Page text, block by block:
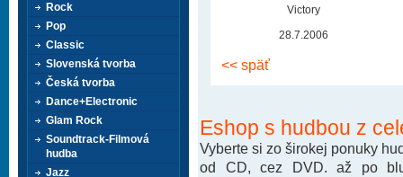
Victory
28.7.2006
<< späť
Eshop s hudbou z
Vyberte si zo širokej ponuky
od CD, cez DVD. až po
Rock
Pop
Classic
Slovenská tvorba
Česká tvorba
Dance+Electronic
Glam Rock
Soundtrack-Filmová
hudba
Jazz